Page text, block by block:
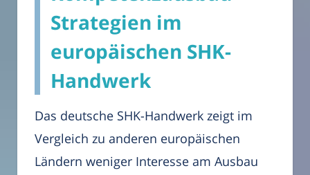
Strategien im
europäischen SHK-
Handwerk
Das deutsche SHK-Handwerk zeigt im
Vergleich zu anderen europäischen
Ländern weniger Interesse am Ausbau